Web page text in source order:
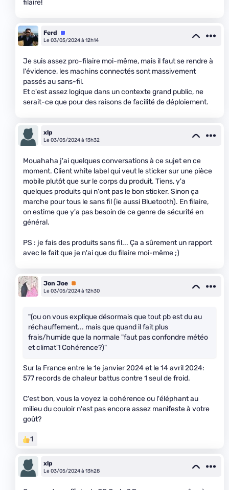
filaire!
Ferd
Équipe
Le 03/05/2024 à 12h14
Je suis assez pro-filaire moi-même, mais il faut se rendre à
l'évidence, les machins connectés sont massivement
passés au sans-fil.
Et c'est assez logique dans un contexte grand public, ne
serait-ce que pour des raisons de facilité de déploiement.
xlp
Le 03/05/2024 à 13h32
Mouahaha j'ai quelques conversations à ce sujet en ce
moment. Client white label qui veut le sticker sur une pièce
mobile plutôt que sur le corps du produit. Tiens, y'a
quelques produits qui n'ont pas le bon sticker. Sinon ça
marche pour tous le sans fil (ie aussi Bluetooth). En filaire,
on estime que y'a pas besoin de ce genre de sécurité en
général.
PS : je fais des produits sans fil... Ça a sûrement un rapport
avec le fait que je n'ai que du filaire moi-même ;)
Jon Joe Premium
Le 03/05/2024 à 12h30
"(ou on vous explique désormais que tout pb est du au
réchauffement... mais que quand il fait plus
frais/humide que la normale "faut pas confondre météo
et climat"! Cohérence?)"
Sur la France entre le 1e janvier 2024 et le 14 avril 2024:
577 records de chaleur battus contre 1 seul de froid.
C'est bon, vous la voyez la cohérence ou l'éléphant au
milieu du couloir n'est pas encore assez manifeste à votre
goût?
1
xlp
Le 03/05/2024 à 13h28